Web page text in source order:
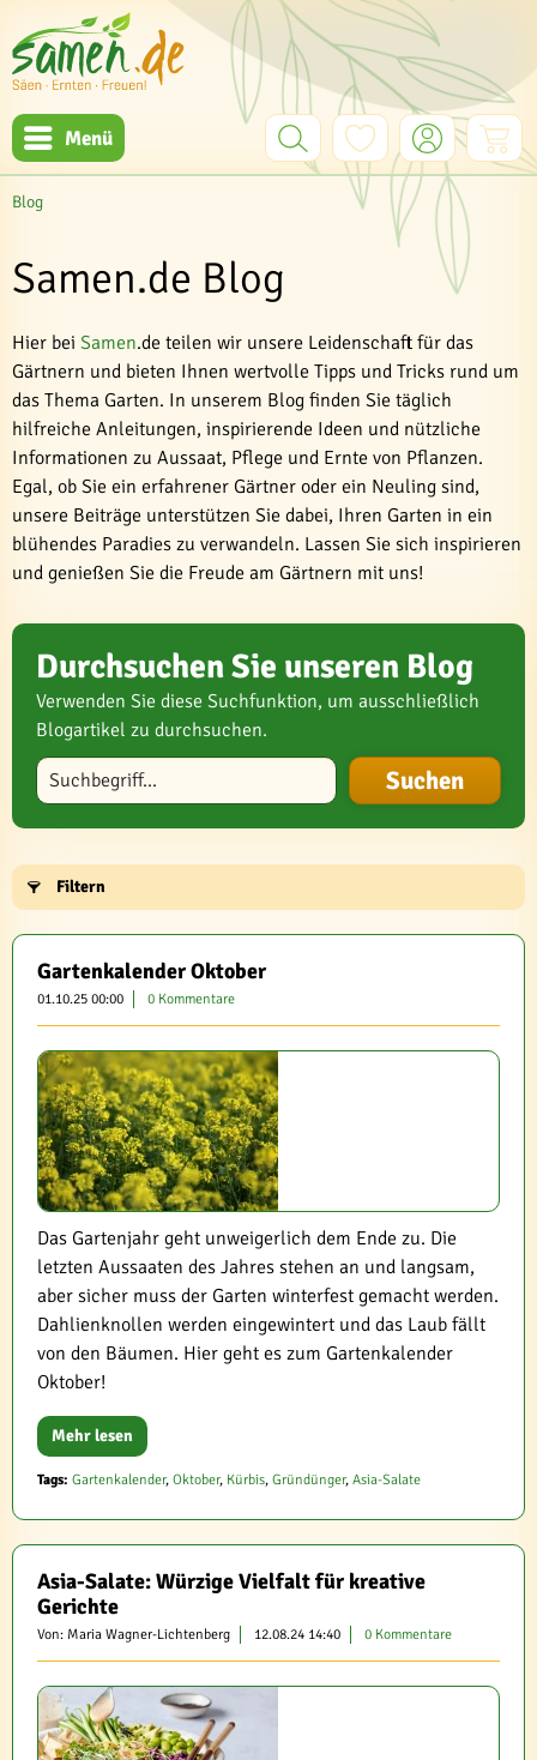
Menü
Blog
Samen.de Blog
Hier bei Samen.de teilen wir unsere Leidenschaft für das
Gärtnern und bieten Ihnen wertvolle Tipps und Tricks rund um
das Thema Garten. In unserem Blog finden Sie täglich
hilfreiche Anleitungen, inspirierende Ideen und nützliche
Informationen zu Aussaat, Pflege und Ernte von Pflanzen.
Egal, ob Sie ein erfahrener Gärtner oder ein Neuling sind,
unsere Beiträge unterstützen Sie dabei, Ihren Garten in ein
blühendes Paradies zu verwandeln. Lassen Sie sich inspirieren
und genießen Sie die Freude am Gärtnern mit uns!
Durchsuchen Sie unseren Blog
Verwenden Sie diese Suchfunktion, um ausschließlich
Blogartikel zu durchsuchen.
Blog durchsuchen
Filtern
Gartenkalender Oktober
01.10.25 00:00 0 Kommentare
Das Gartenjahr geht unweigerlich dem Ende zu. Die
letzten Aussaaten des Jahres stehen an und langsam,
aber sicher muss der Garten winterfest gemacht werden.
Dahlienknollen werden eingewintert und das Laub fällt
von den Bäumen. Hier geht es zum Gartenkalender
Oktober!
Mehr lesen
Tags: Gartenkalender, Oktober, Kürbis, Gründünger, Asia-Salate
Asia-Salate: Würzige Vielfalt für kreative
Gerichte
Von: Maria Wagner-Lichtenberg 12.08.24 14:40 0 Kommentare